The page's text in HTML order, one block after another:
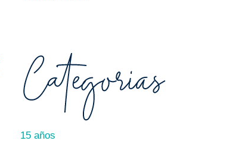
15 años